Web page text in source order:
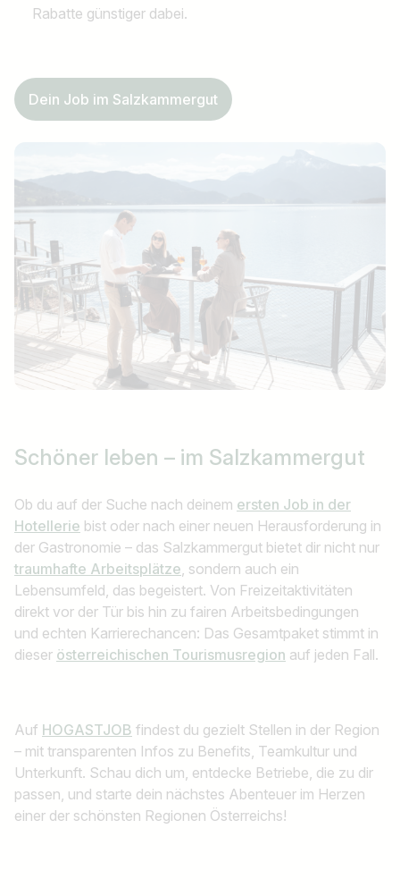
Rabatte günstiger dabei.
Dein Job im Salzkammergut
Schöner leben – im Salzkammergut
Ob du auf der Suche nach deinem ersten Job in der
Hotellerie bist oder nach einer neuen Herausforderung in
der Gastronomie – das Salzkammergut bietet dir nicht nur
traumhafte Arbeitsplätze, sondern auch ein
Lebensumfeld, das begeistert. Von Freizeitaktivitäten
direkt vor der Tür bis hin zu fairen Arbeitsbedingungen
und echten Karrierechancen: Das Gesamtpaket stimmt in
dieser österreichischen Tourismusregion auf jeden Fall.
Auf HOGASTJOB findest du gezielt Stellen in der Region
– mit transparenten Infos zu Benefits, Teamkultur und
Unterkunft. Schau dich um, entdecke Betriebe, die zu dir
passen, und starte dein nächstes Abenteuer im Herzen
einer der schönsten Regionen Österreichs!